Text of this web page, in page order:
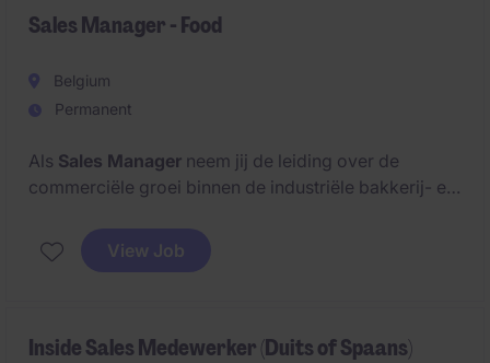
Sales Manager - Food
Belgium
Permanent
Als Sales Manager neem jij de leiding over de
commerciële groei binnen de industriële bakkerij- en
Accountmanagers aan en tilt zowel mensen als
resultaten naar een hoger niveau.
View Job
Inside Sales Medewerker (Duits of Spaans)